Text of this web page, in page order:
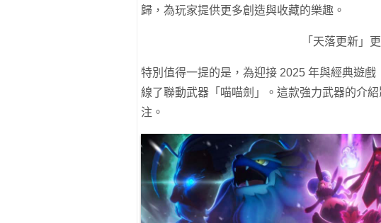
歸，為玩家提供更多創造與收藏的樂趣。
「天落更新」
特別值得一提的是，為迎接 2025 年與經典遊
線了聯動武器「喵喵劍」。這款強力武器的介
注。